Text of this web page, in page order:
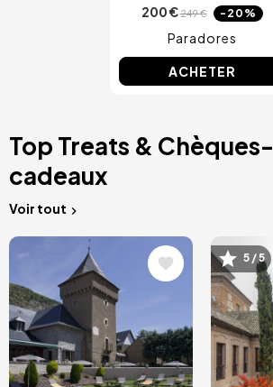
200 €249 € -20%
Paradores
ACHETER
Top Treats & Chèques-
cadeaux
Voir tout
Image Image
5 / 5